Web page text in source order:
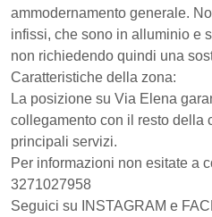
ammodernamento generale.
infissi, che sono in alluminio e
non richiedendo quindi una
​Caratteristiche della zona:
La posizione su Via Elena
collegamento con il resto della
principali servizi.
Per informazioni non esitate a
3271027958
Seguici su INSTAGRAM e